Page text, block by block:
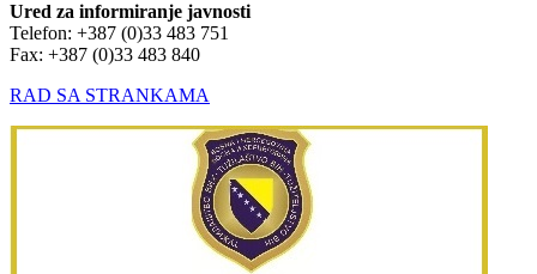
Ured za informiranje javnosti
Telefon: +387 (0)33 483 751
Fax: +387 (0)33 483 840
RAD SA STRANKAMA